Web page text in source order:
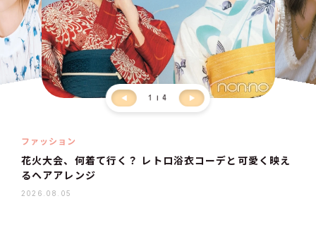
1 4
ファッション
花火大会、何着て行く？ レトロ浴衣コーデと可愛く映え
るヘアアレンジ
2026.08.05